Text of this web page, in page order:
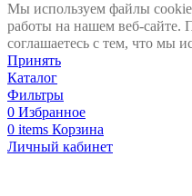
Мы используем файлы
работы на нашем веб-сайте.
соглашаетесь с тем, что мы
Принять
Каталог
Фильтры
0 Избранное
0 items Корзина
Личный кабинет